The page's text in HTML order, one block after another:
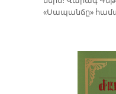
«Սապանճը»